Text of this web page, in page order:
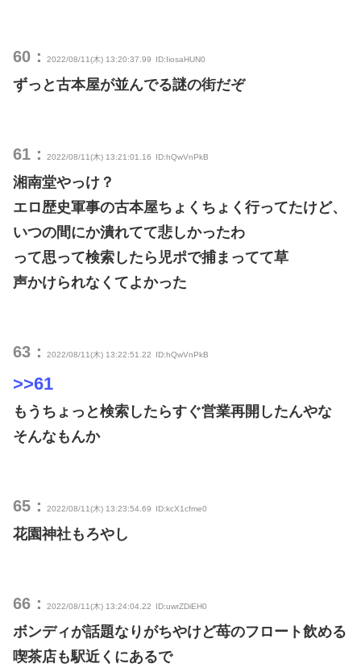
60： 2022/08/11(木) 13:20:37.99 ID:IiosaHUN0
ずっと古本屋が並んでる謎の街だぞ
61： 2022/08/11(木) 13:21:01.16 ID:hQwVnPkB
湘南堂やっけ？
エロ歴史軍事の古本屋ちょくちょく行ってたけど、
いつの間にか潰れてて悲しかったわ
って思って検索したら児ポで捕まってて草
声かけられなくてよかった
63： 2022/08/11(木) 13:22:51.22 ID:hQwVnPkB
>>61
もうちょっと検索したらすぐ営業再開したんやな
そんなもんか
65： 2022/08/11(木) 13:23:54.69 ID:kcX1cfme0
花園神社もろやし
66： 2022/08/11(木) 13:24:04.22 ID:uwrZDiEH0
ボンディが話題なりがちやけど苺のフロート飲める
喫茶店も駅近くにあるで